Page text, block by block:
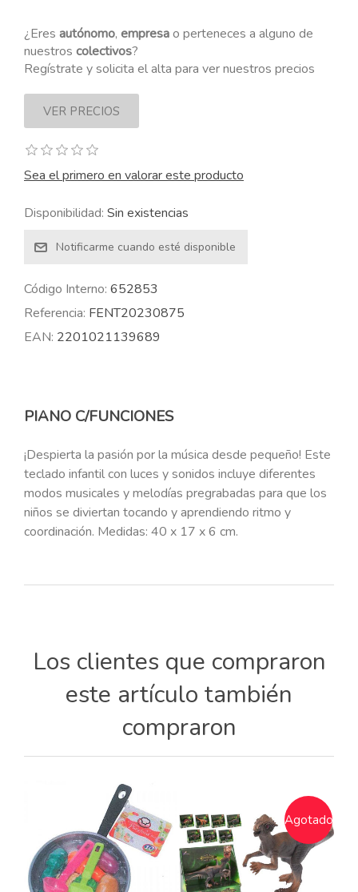
¿Eres autónomo, empresao perteneces a alguno de
nuestros colectivos?
Regístrate y solicita el alta para ver nuestros precios
Sea el primero en valorar este producto
Disponibilidad: Sin existencias
Código Interno: 652853
Referencia: FENT20230875
EAN: 2201021139689
PIANO C/FUNCIONES
¡Despierta la pasión por la música desde pequeño! Este
teclado infantil con luces y sonidos incluye diferentes
modos musicales y melodías pregrabadas para que los
niños se diviertan tocando y aprendiendo ritmo y
coordinación. Medidas: 40 x 17 x 6 cm.
Los clientes que compraron
este artículo también
compraron
Agotado